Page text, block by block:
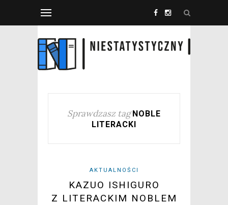
Sprawdzasz tag NOBLE
LITERACKI
AKTUALNOŚCI
KAZUO ISHIGURO
Z LITERACKIM NOBLEM